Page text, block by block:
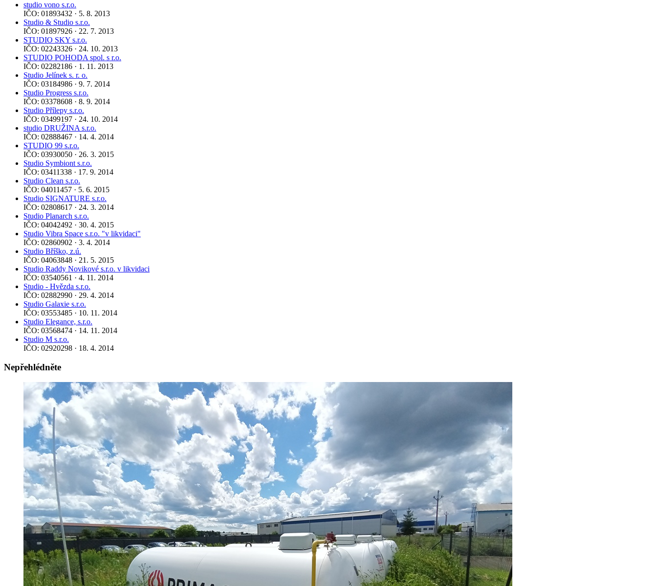
studio vono s.r.o.
IČO: 01893432 · 5. 8. 2013
Studio & Studio s.r.o.
IČO: 01897926 · 22. 7. 2013
STUDIO SKY s.r.o.
IČO: 02243326 · 24. 10. 2013
STUDIO POHODA spol. s r.o.
IČO: 02282186 · 1. 11. 2013
Studio Jelínek s. r. o.
IČO: 03184986 · 9. 7. 2014
Studio Progress s.r.o.
IČO: 03378608 · 8. 9. 2014
Studio Přílepy s.r.o.
IČO: 03499197 · 24. 10. 2014
studio DRUŽINA s.r.o.
IČO: 02888467 · 14. 4. 2014
STUDIO 99 s.r.o.
IČO: 03930050 · 26. 3. 2015
Studio Symbiont s.r.o.
IČO: 03411338 · 17. 9. 2014
Studio Clean s.r.o.
IČO: 04011457 · 5. 6. 2015
Studio SIGNATURE s.r.o.
IČO: 02808617 · 24. 3. 2014
Studio Planarch s.r.o.
IČO: 04042492 · 30. 4. 2015
Studio Vibra Space s.r.o. "v likvidaci"
IČO: 02860902 · 3. 4. 2014
Studio Bříško, z.ú.
IČO: 04063848 · 21. 5. 2015
Studio Raddy Novikové s.r.o. v likvidaci
IČO: 03540561 · 4. 11. 2014
Studio - Hvězda s.r.o.
IČO: 02882990 · 29. 4. 2014
Studio Galaxie s.r.o.
IČO: 03553485 · 10. 11. 2014
Studio Elegance, s.r.o.
IČO: 03568474 · 14. 11. 2014
Studio M s.r.o.
IČO: 02920298 · 18. 4. 2014
Nepřehlédněte